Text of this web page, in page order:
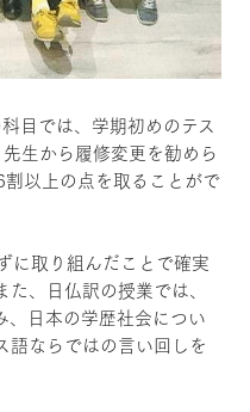
目では、学期初めのテス
生から履修変更を勧めら
以上の点を取ることがで
に取り組んだことで確実
、日仏訳の授業では、
、日本の学歴社会につい
語ならではの言い回しを